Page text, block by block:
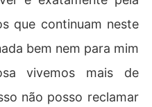
que continuam neste
bem nem para mim
vivemos mais de
não posso reclamar